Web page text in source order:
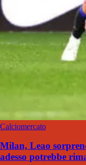
Calciomercato
Milan, Leao
adesso potrebbe